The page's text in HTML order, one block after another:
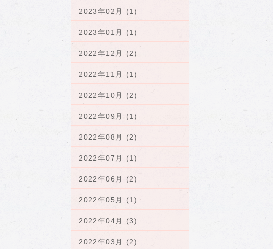
2023年02月 (1)
2023年01月 (1)
2022年12月 (2)
2022年11月 (1)
2022年10月 (2)
2022年09月 (1)
2022年08月 (2)
2022年07月 (1)
2022年06月 (2)
2022年05月 (1)
2022年04月 (3)
2022年03月 (2)